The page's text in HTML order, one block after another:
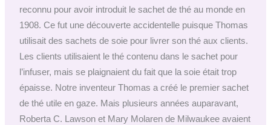
reconnu pour avoir introduit le sachet de thé au monde en
1908. Ce fut une découverte accidentelle puisque Thomas
utilisait des sachets de soie pour livrer son thé aux clients.
Les clients utilisaient le thé contenu dans le sachet pour
l’infuser, mais se plaignaient du fait que la soie était trop
épaisse. Notre inventeur Thomas a créé le premier sachet
de thé utile en gaze. Mais plusieurs années auparavant,
Roberta C. Lawson et Mary Molaren de Milwaukee avaient